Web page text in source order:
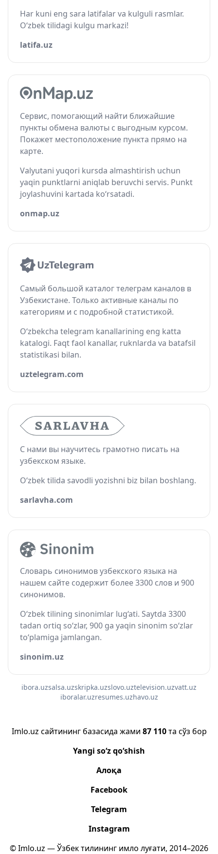
Har kuni eng sara latifalar va kulguli rasmlar.
O‘zbek tilidagi kulgu markazi!
latifa.uz
Сервис, помогающий найти ближайшие
пункты обмена валюты с выгодным курсом.
Покажет местоположение пункта прямо на
карте.
Valyutani yuqori kursda almashtirish uchun
yaqin punktlarni aniqlab beruvchi servis. Punkt
joylashuvini kartada ko‘rsatadi.
onmap.uz
Самый большой каталог телеграм каналов в
Узбекистане. Только активные каналы по
категориям и с подробной статистикой.
O‘zbekcha telegram kanallarining eng katta
katalogi. Faqt faol kanallar, ruknlarda va batafsil
statistikasi bilan.
uztelegram.com
С нами вы научитесь грамотно писать на
узбекском языке.
O‘zbek tilida savodli yozishni biz bilan boshlang.
sarlavha.com
Словарь синонимов узбекского языка на
нашем сайте содержит более 3300 слов и 900
синонимов.
O‘zbek tilining sinonimlar lug‘ati. Saytda 3300
tadan ortiq so‘zlar, 900 ga yaqin sinonim so‘zlar
to‘plamiga jamlangan.
sinonim.uz
ibora.uzsalsa.uzskripka.uzslovo.uztelevision.uzvatt.uz
iboralar.uzresumes.uzhavo.uz
Imlo.uz сайтининг базасида жами 87 110та сўз бор
Yangi so‘z qo‘shish
Алоқа
Facebook
Telegram
Instagram
© Imlo.uz — Ўзбек тилининг имло луғати, 2014–2026